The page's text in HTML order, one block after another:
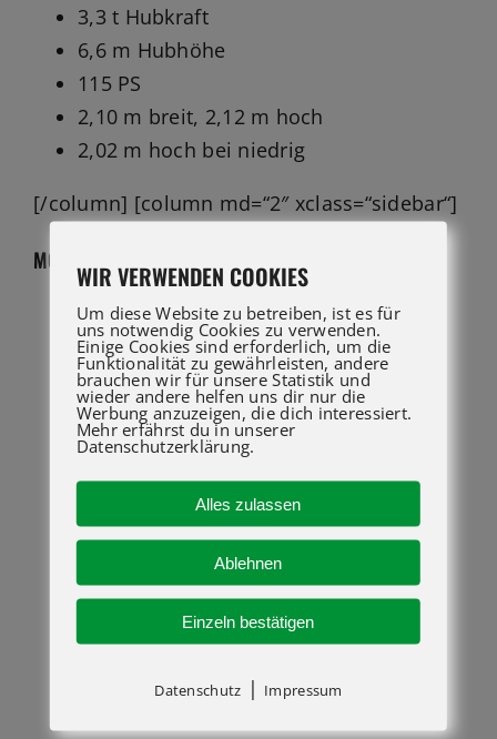
3,3 t Hubkraft
6,6 m Hubhöhe
115 PS
2,10 m breit, 2,12 m hoch
2,02 m hoch bei niedrig
[/column] [column md=“2″ xclass=“sidebar“]
MODELLVARIANTEN
P 27.6
P 27.6 PLUS
P 27.6 TOP
TF 30.9 G
TF 30.9 L G
TF 30.9-115
TF 30.9-115 L
P 30.10
P 30.10 L
TF 33.7-115
TF 33.7-115 L
TF 33.7 L G
WIR VERWENDEN COOKIES
Um diese Website zu betreiben, ist es für
uns notwendig Cookies zu verwenden.
Einige Cookies sind erforderlich, um die
Funktionalität zu gewährleisten, andere
brauchen wir für unsere Statistik und
wieder andere helfen uns dir nur die
Werbung anzuzeigen, die dich interessiert.
Mehr erfährst du in unserer
Datenschutzerklärung.
Alles zulassen
Ablehnen
Einzeln bestätigen
Datenschutz | Impressum